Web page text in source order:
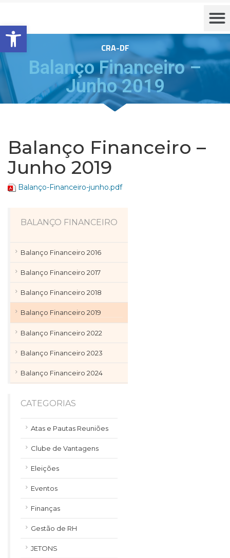
Barra de Ferramentas Aberta
CRA-DF
Balanço Financeiro –
Junho 2019
Balanço Financeiro –
Junho 2019
Balanço-Financeiro-junho.pdf
BALANÇO FINANCEIRO
Balanço Financeiro 2016
Balanço Financeiro 2017
Balanço Financeiro 2018
Balanço Financeiro 2019
Balanço Financeiro 2022
Balanço Financeiro 2023
Balanço Financeiro 2024
CATEGORIAS
Atas e Pautas Reuniões
Clube de Vantagens
Eleições
Eventos
Finanças
Gestão de RH
JETONS